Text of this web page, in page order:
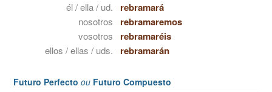
él / ella / ud. rebramará
nosotros rebramaremos
vosotros rebramaréis
ellos / ellas / uds. rebramarán
Futuro Perfecto ou Futuro Compuesto